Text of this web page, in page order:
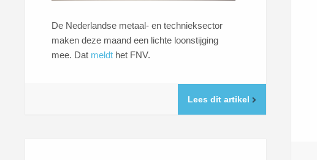
De Nederlandse metaal- en technieksector
maken deze maand een lichte loonstijging
mee. Dat meldthet FNV.
Lees dit artikel